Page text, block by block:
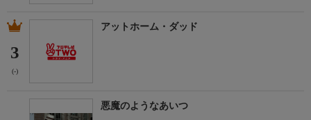
3
(-)
アットホーム・ダッド
悪魔のようなあいつ